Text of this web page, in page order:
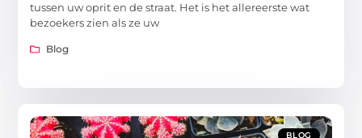
tussen uw oprit en de straat. Het is het allereerste wat
bezoekers zien als ze uw
Blog
BLOG